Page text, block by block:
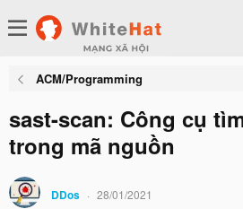
ACM/Programming
sast-scan: Công cụ
trong mã nguồn
DDos 28/01/2021